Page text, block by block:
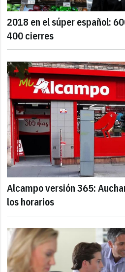
2018 en el súper español:
400 cierres
Alcampo versión 365:
los horarios